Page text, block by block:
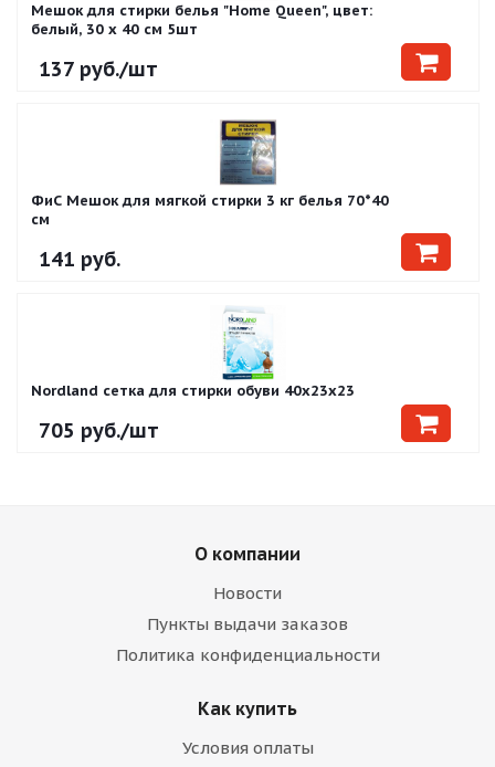
Мешок для стирки белья "Home Queen", цвет:
белый, 30 х 40 см 5шт
137 руб./шт
ФиС Мешок для мягкой стирки 3 кг белья 70*40
см
141 руб.
Nordland сетка для стирки обуви 40x23x23
705 руб./шт
О компании
Новости
Пункты выдачи заказов
Политика конфиденциальности
Как купить
Условия оплаты